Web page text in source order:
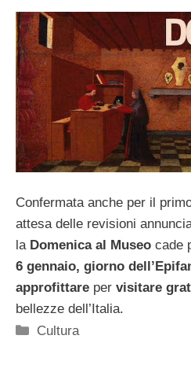
Confermata anche per il
attesa delle revisioni
la Domenica al Museo cade
6 gennaio, giorno
approfittare per visitare
bellezze dell’Italia.
Categorie
Cultura